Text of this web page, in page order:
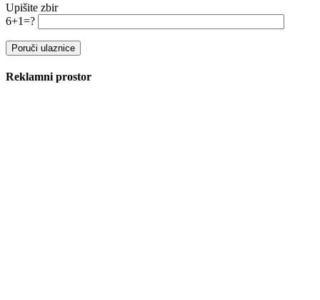
Upišite zbir
6+1=?
Reklamni prostor